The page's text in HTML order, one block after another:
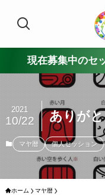
現在募集中のセ
ありが
2021
10/22
マヤ暦 個人セッション
ホーム マヤ暦